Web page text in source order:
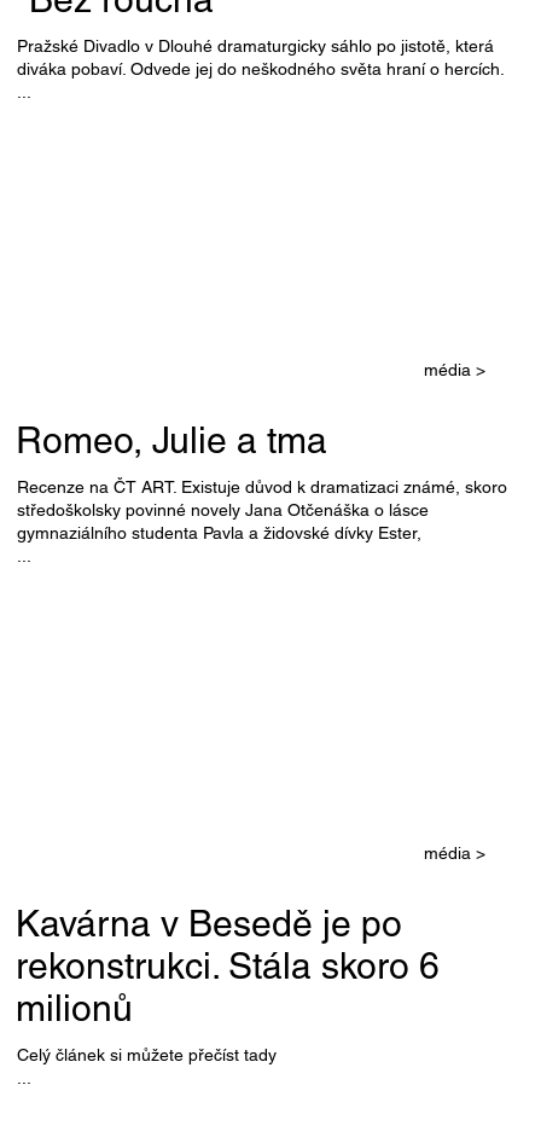
Pražské Divadlo v Dlouhé dramaturgicky sáhlo po jistotě, která
diváka pobaví. Odvede jej do neškodného světa hraní o hercích.
...
média >
Recenze na ČT ART. Existuje důvod k dramatizaci známé, skoro
středoškolsky povinné novely Jana Otčenáška o lásce
gymnaziálního studenta Pavla a židovské dívky Ester,
Romeo, Julie a tma
...
média >
Celý článek si můžete přečíst tady
Kavárna v Besedě je po
rekonstrukci. Stála skoro 6
milionů
...